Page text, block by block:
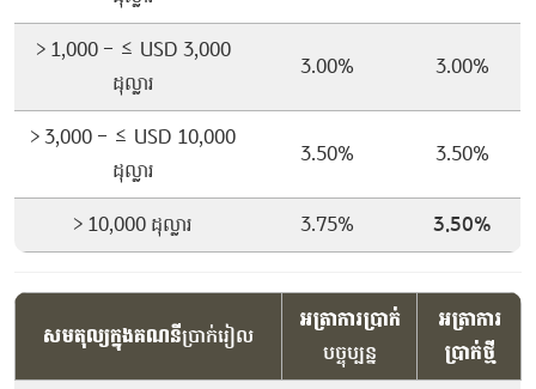
> 1,000 – ≤ USD 3,000​​
ដុល្លារ
3.00% 3.00%
> 3,000 – ≤ USD 10,000​
ដុល្លារ
3.50% 3.50%
> 10,000​ ដុល្លារ 3.75% 3.50%
សមតុល្យក្នុងគណនីប្រាក់រៀល
អត្រាការប្រាក់
បច្ចុប្បន្ន
អត្រាការ
ប្រាក់ថ្មី